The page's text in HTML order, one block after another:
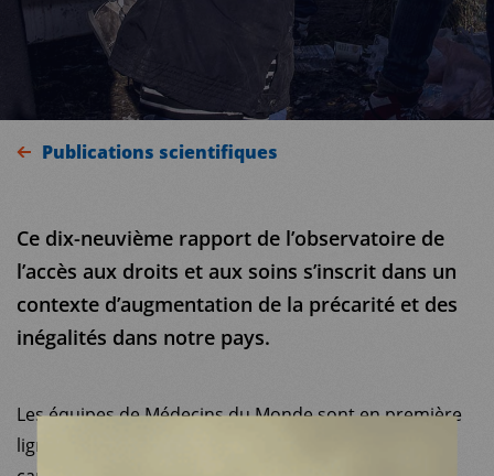
MDM
Publications scientifiques
Ce dix-neuvième rapport de l’observatoire de
l’accès aux droits et aux soins s’inscrit dans un
contexte d’augmentation de la précarité et des
inégalités dans notre pays.
Les équipes de Médecins du Monde sont en première
ligne pour dénoncer et témoigner de cette remise en